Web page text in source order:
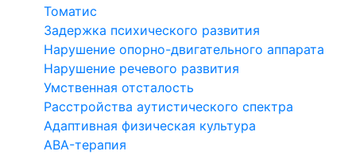
Томатис
Задержка психического развития
Нарушение опорно-двигательного аппарата
Нарушение речевого развития
Умственная отсталость
Расстройства аутистического спектра
Адаптивная физическая культура
ABA-терапия